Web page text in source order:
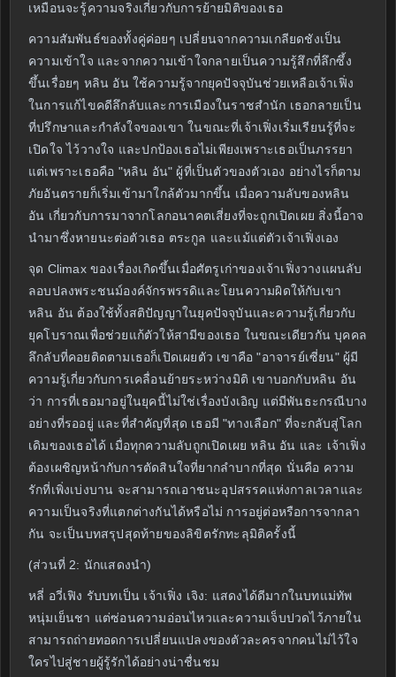
เหมือนจะรู้ความจริงเกี่ยวกับการย้ายมิติของเธอ
ความสัมพันธ์ของทั้งคู่ค่อยๆ เปลี่ยนจากความเกลียดชังเป็น
ความเข้าใจ และจากความเข้าใจกลายเป็นความรู้สึกที่ลึกซึ้ง
ขึ้นเรื่อยๆ หลิน อัน ใช้ความรู้จากยุคปัจจุบันช่วยเหลือเจ้าเฟิ่ง
ในการแก้ไขคดีลึกลับและการเมืองในราชสำนัก เธอกลายเป็น
ที่ปรึกษาและกำลังใจของเขา ในขณะที่เจ้าเฟิ่งเริ่มเรียนรู้ที่จะ
เปิดใจ ไว้วางใจ และปกป้องเธอไม่เพียงเพราะเธอเป็นภรรยา
แต่เพราะเธอคือ "หลิน อัน" ผู้ที่เป็นตัวของตัวเอง อย่างไรก็ตาม
ภัยอันตรายก็เริ่มเข้ามาใกล้ตัวมากขึ้น เมื่อความลับของหลิน
อัน เกี่ยวกับการมาจากโลกอนาคตเสี่ยงที่จะถูกเปิดเผย สิ่งนี้อาจ
นำมาซึ่งหายนะต่อตัวเธอ ตระกูล และแม้แต่ตัวเจ้าเฟิ่งเอง
จุด Climax ของเรื่องเกิดขึ้นเมื่อศัตรูเก่าของเจ้าเฟิ่งวางแผนลับ
ลอบปลงพระชนม์องค์จักรพรรดิและโยนความผิดให้กับเขา
หลิน อัน ต้องใช้ทั้งสติปัญญาในยุคปัจจุบันและความรู้เกี่ยวกับ
ยุคโบราณเพื่อช่วยแก้ตัวให้สามีของเธอ ในขณะเดียวกัน บุคคล
ลึกลับที่คอยติดตามเธอก็เปิดเผยตัว เขาคือ "อาจารย์เซี่ยน" ผู้มี
ความรู้เกี่ยวกับการเคลื่อนย้ายระหว่างมิติ เขาบอกกับหลิน อัน
ว่า การที่เธอมาอยู่ในยุคนี้ไม่ใช่เรื่องบังเอิญ แต่มีพันธะกรณีบาง
อย่างที่รออยู่ และที่สำคัญที่สุด เธอมี "ทางเลือก" ที่จะกลับสู่โลก
เดิมของเธอได้ เมื่อทุกความลับถูกเปิดเผย หลิน อัน และ เจ้าเฟิ่ง
ต้องเผชิญหน้ากับการตัดสินใจที่ยากลำบากที่สุด นั่นคือ ความ
รักที่เพิ่งเบ่งบาน จะสามารถเอาชนะอุปสรรคแห่งกาลเวลาและ
ความเป็นจริงที่แตกต่างกันได้หรือไม่ การอยู่ต่อหรือการจากลา
กัน จะเป็นบทสรุปสุดท้ายของลิขิตรักทะลุมิติครั้งนี้
(ส่วนที่ 2: นักแสดงนำ)
หลี่ อวี่เฟิง รับบทเป็น เจ้าเฟิ่ง เจิง: แสดงได้ดีมากในบทแม่ทัพ
หนุ่มเย็นชา แต่ซ่อนความอ่อนไหวและความเจ็บปวดไว้ภายใน
สามารถถ่ายทอดการเปลี่ยนแปลงของตัวละครจากคนไม่ไว้ใจ
ใครไปสู่ชายผู้รู้รักได้อย่างน่าชื่นชม